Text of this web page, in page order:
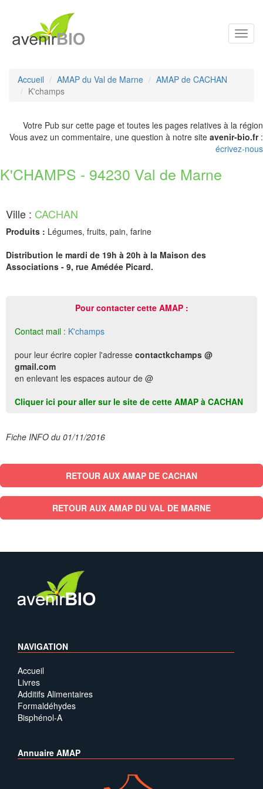
Accueil AMAP du Val de Marne
AMAP de CACHAN
K'champs
Votre Pub sur cette page et toutes les pages relatives à la région
Vous avez un commentaire, une question à notre site avenir-bio.fr:
écrivez-nous
K'CHAMPS - 94230 Val de Marne
Ville : CACHAN
Produits : Légumes, fruits, pain, farine
Distribution le mardi de 19h à 20h à la Maison des
Associations - 9, rue Amédée Picard.
Pour contacter cette AMAP :
Contact mail : K'champs
pour leur écrire copier l'adresse contactkchamps @
gmail.com
en enlevant les espaces autour de @
Cliquer ici pour aller sur le site de cette AMAP à CACHAN
Fiche INFO du 01/11/2016
RETOUR AUX AMAP DE CACHAN
RETOUR AUX AMAP DU VAL DE MARNE
NAVIGATION
Accueil
Livres
Additifs Alimentaires
Formaldéhydes
Bisphénol-A
Annuaire AMAP